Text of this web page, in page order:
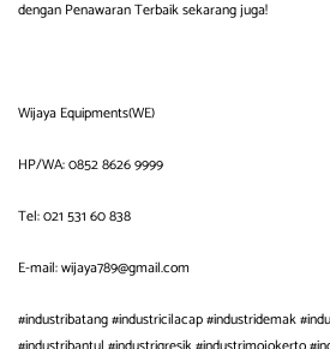
dengan Penawaran Terbaik sekarang juga!
Wijaya Equipments(WE)
HP/WA: 0852 8626 9999
Tel: 021 531 60 838
E-mail: wijaya789@gmail.com
#industribatang #industricilacap #industridemak